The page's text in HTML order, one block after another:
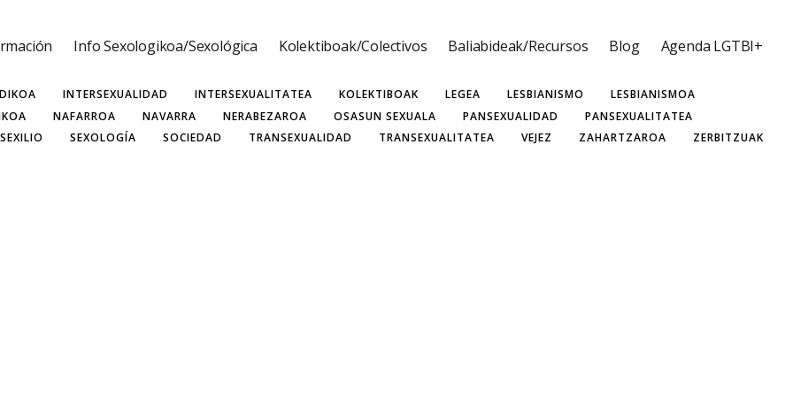
Info Sexologikoa/Sexológica Kolektiboak/Colectivos Baliabideak/Recursos Blog Agenda LGTBI+
ASEXUALITATEA BISEXUALIDAD BISEXUALITATEA COLECTIVOS DERECHOS HUMANOS DRAG
EFEMERIDEAK
INTERSEXUALIDAD INTERSEXUALITATEA KOLEKTIBOAK LEGEA LESBIANISMO
LESBIANISMOA
NAFARROA NAVARRA NERABEZAROA OSASUN SEXUALA PANSEXUALIDAD
PANSEXUALITATEA
SEXILIO
SEXOLOGÍA SOCIEDAD TRANSEXUALIDAD TRANSEXUALITATEA VEJEZ ZAHARTZAROA ZERBITZUAK